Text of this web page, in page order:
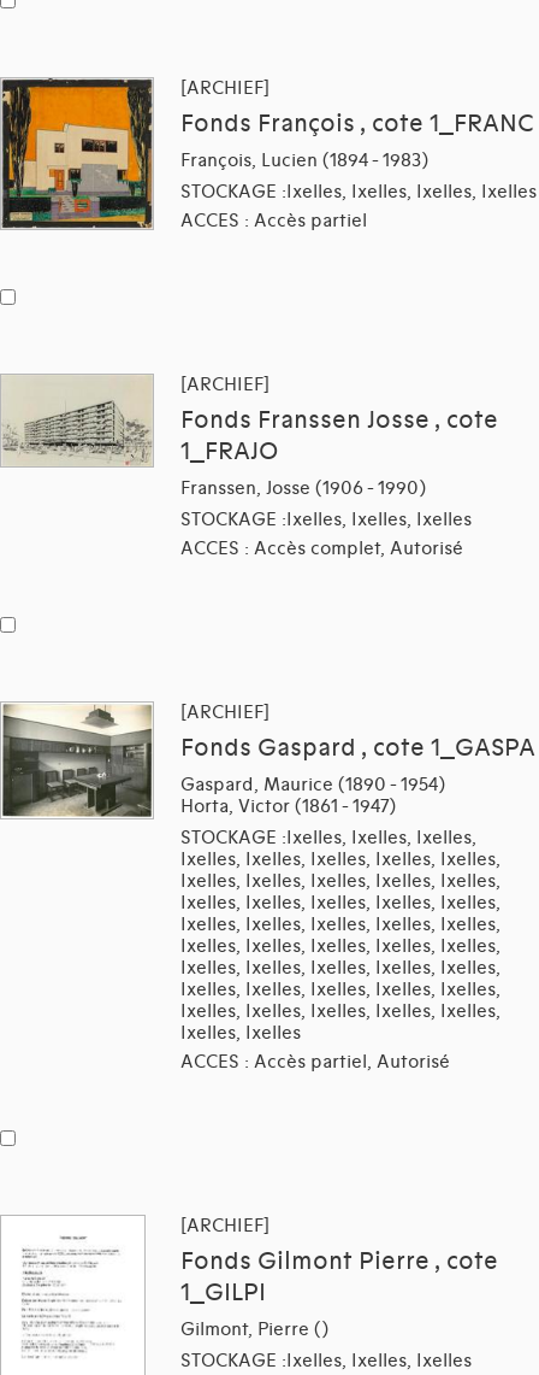
[ARCHIEF]
Fonds François , cote 1_FRANC
François, Lucien (1894 - 1983)
STOCKAGE :Ixelles, Ixelles, Ixelles, Ixelles
ACCES : Accès partiel
[ARCHIEF]
Fonds Franssen Josse , cote
1_FRAJO
Franssen, Josse (1906 - 1990)
STOCKAGE :Ixelles, Ixelles, Ixelles
ACCES : Accès complet, Autorisé
[ARCHIEF]
Fonds Gaspard , cote 1_GASPA
Gaspard, Maurice (1890 - 1954)
Horta, Victor (1861 - 1947)
STOCKAGE :Ixelles, Ixelles, Ixelles,
Ixelles, Ixelles, Ixelles, Ixelles, Ixelles,
Ixelles, Ixelles, Ixelles, Ixelles, Ixelles,
Ixelles, Ixelles, Ixelles, Ixelles, Ixelles,
Ixelles, Ixelles, Ixelles, Ixelles, Ixelles,
Ixelles, Ixelles, Ixelles, Ixelles, Ixelles,
Ixelles, Ixelles, Ixelles, Ixelles, Ixelles,
Ixelles, Ixelles, Ixelles, Ixelles, Ixelles,
Ixelles, Ixelles, Ixelles, Ixelles, Ixelles,
Ixelles, Ixelles
ACCES : Accès partiel, Autorisé
[ARCHIEF]
Fonds Gilmont Pierre , cote
1_GILPI
Gilmont, Pierre ()
STOCKAGE :Ixelles, Ixelles, Ixelles